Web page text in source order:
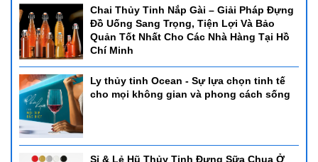
Chai Thủy Tinh Nắp Gài – Giải Pháp Đựng
Đồ Uống Sang Trọng, Tiện Lợi Và Bảo
Quản Tốt Nhất Cho Các Nhà Hàng Tại Hồ
Chí Minh
Ly thủy tinh Ocean - Sự lựa chọn tinh tế
cho mọi không gian và phong cách sống
Sỉ & Lẻ Hũ Thủy Tinh Đựng Sữa Chua Ở